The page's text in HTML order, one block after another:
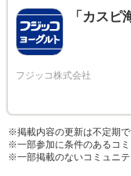
「カス
※掲載内容の更新は不定期で
※一部参加に条件のあるコミ
※一部掲載のないコミュニテ